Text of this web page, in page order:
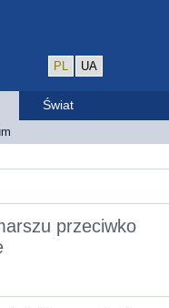
PL UA
Świat
przeciwko